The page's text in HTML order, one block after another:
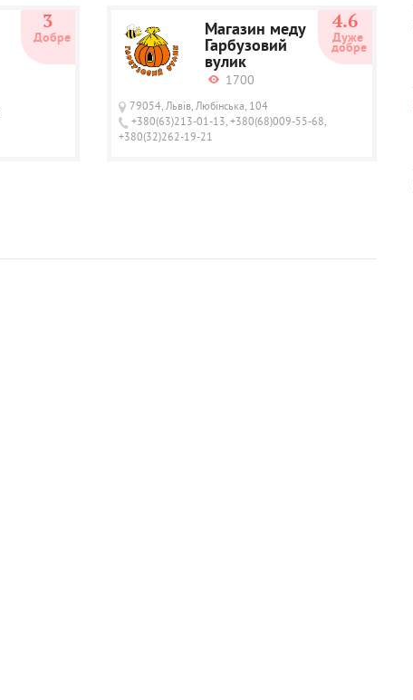
3
Добре Магазин меду
Гарбузовий
вулик
1700
79054, Львів, Любінська, 104
+380(63)213-01-13, +380(68)009-55-68,
+380(32)262-19-21
4.6
Дуже
добре